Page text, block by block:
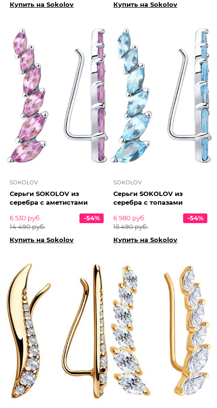
Купить на Sokolov Купить на Sokolov
SOKOLOV
Серьги SOKOLOV из
серебра с аметистами
6 530 руб.
14 490 руб.
-54%
Купить на Sokolov
SOKOLOV
Серьги SOKOLOV из
серебра с топазами
6 980 руб.
15 490 руб.
-54%
Купить на Sokolov